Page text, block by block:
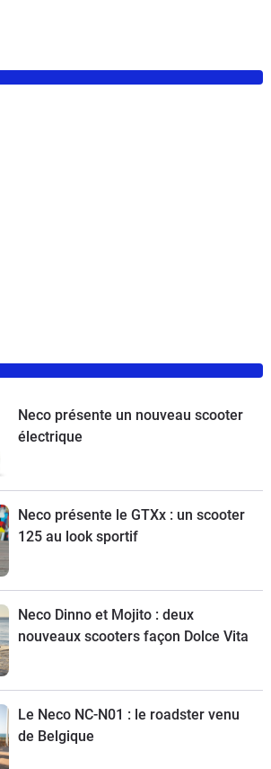
Neco présente un nouveau scooter
électrique
Neco présente le GTXx : un scooter
125 au look sportif
Neco Dinno et Mojito : deux
nouveaux scooters façon Dolce Vita
Le Neco NC-N01 : le roadster venu
de Belgique